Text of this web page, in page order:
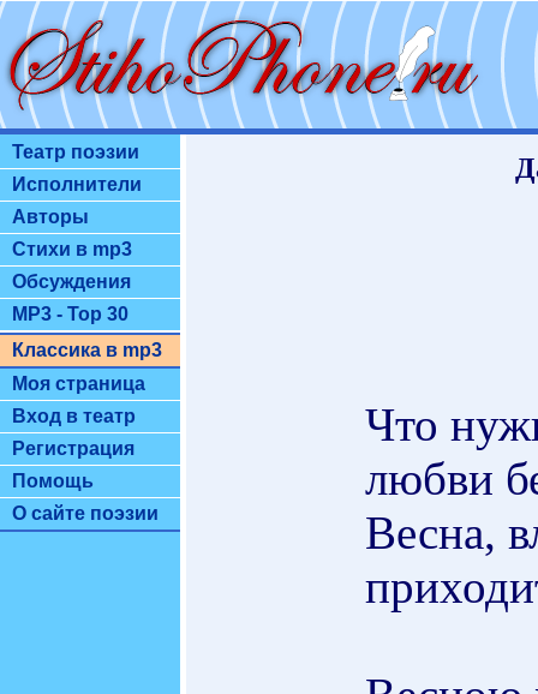
Театр поэзии
Исполнители
Авторы
Стихи в mp3
Обсуждения
MP3 - Top 30
Классика в mp3
Моя страница
Вход в театр
Регистрация
Помощь
О сайте поэзии
Что
любви
Весна,